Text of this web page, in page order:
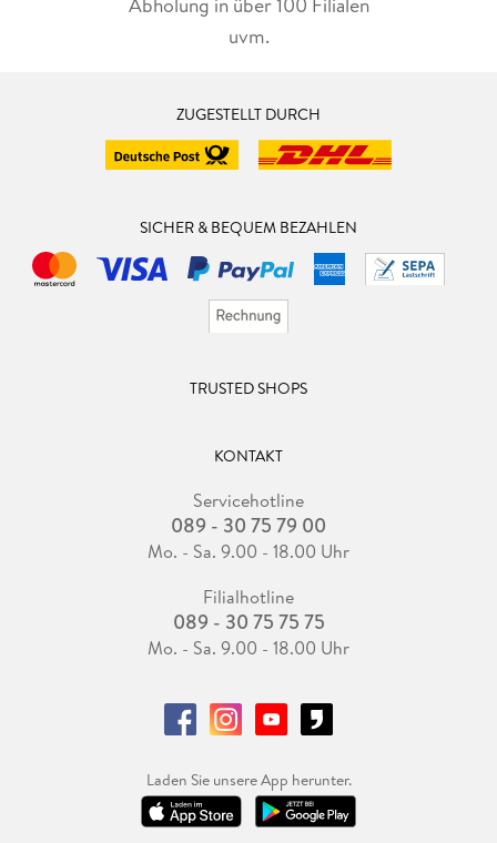
uvm.
ZUGESTELLT DURCH
SICHER & BEQUEM BEZAHLEN
TRUSTED SHOPS
KONTAKT
Servicehotline
089 - 30 75 79 00
Mo. - Sa. 9.00 - 18.00 Uhr
Filialhotline
089 - 30 75 75 75
Mo. - Sa. 9.00 - 18.00 Uhr
Laden Sie unsere App herunter.